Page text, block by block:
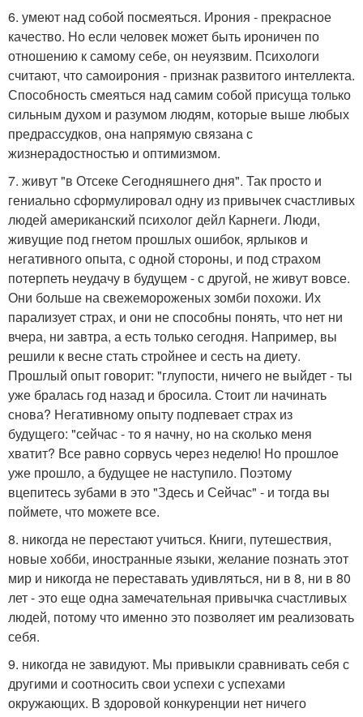
6. умеют над собой посмеяться. Ирония - прекрасное
качество. Но если человек может быть ироничен по
отношению к самому себе, он неуязвим. Психологи
считают, что самоирония - признак развитого интеллекта.
Способность смеяться над самим собой присуща только
сильным духом и разумом людям, которые выше любых
предрассудков, она напрямую связана с
жизнерадостностью и оптимизмом.
7. живут "в Отсеке Сегодняшнего дня". Так просто и
гениально сформулировал одну из привычек счастливых
людей американский психолог дейл Карнеги. Люди,
живущие под гнетом прошлых ошибок, ярлыков и
негативного опыта, с одной стороны, и под страхом
потерпеть неудачу в будущем - с другой, не живут вовсе.
Они больше на свежемороженых зомби похожи. Их
парализует страх, и они не способны понять, что нет ни
вчера, ни завтра, а есть только сегодня. Например, вы
решили к весне стать стройнее и сесть на диету.
Прошлый опыт говорит: "глупости, ничего не выйдет - ты
уже бралась год назад и бросила. Стоит ли начинать
снова? Негативному опыту подпевает страх из
будущего: "сейчас - то я начну, но на сколько меня
хватит? Все равно сорвусь через неделю! Но прошлое
уже прошло, а будущее не наступило. Поэтому
вцепитесь зубами в это "Здесь и Сейчас" - и тогда вы
поймете, что можете все.
8. никогда не перестают учиться. Книги, путешествия,
новые хобби, иностранные языки, желание познать этот
мир и никогда не переставать удивляться, ни в 8, ни в 80
лет - это еще одна замечательная привычка счастливых
людей, потому что именно это позволяет им реализовать
себя.
9. никогда не завидуют. Мы привыкли сравнивать себя с
другими и соотносить свои успехи с успехами
окружающих. В здоровой конкуренции нет ничего